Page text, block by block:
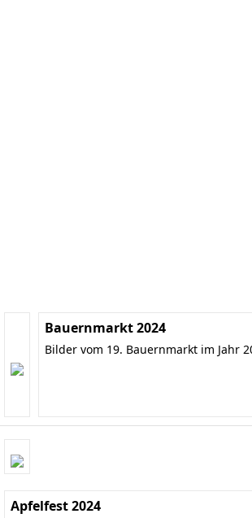
Bauernmarkt 2024
Bilder vom 19. Bauernmarkt im Jahr
Apfelfest 2024